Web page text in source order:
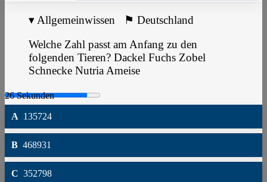
▾ Allgemeinwissen ⚑ Deutschland
Welche Zahl passt am Anfang zu den
folgenden Tieren? Dackel Fuchs Zobel
Schnecke Nutria Ameise
A 135724
B 468931
C 352798